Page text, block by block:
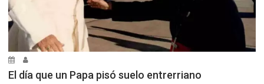
El día que un Papa pisó suelo entrerriano